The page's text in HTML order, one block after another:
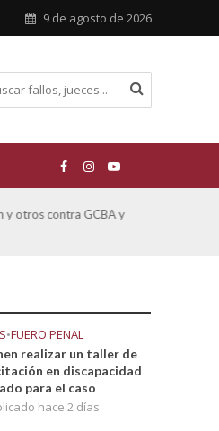
9 de agosto de 2026
y otros contra GCBA y
•FUERO PENAL
realizar un taller de
en discapacidad
para el caso
hace 2 días